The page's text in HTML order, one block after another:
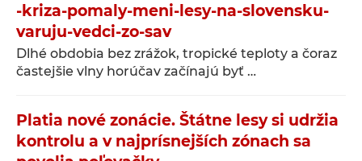
-kriza-pomaly-meni-lesy-na-slovensku-
varuju-vedci-zo-sav
Dlhé obdobia bez zrážok, tropické teploty a čoraz
častejšie vlny horúčav začínajú byť …
Platia nové zonácie. Štátne lesy si udržia
kontrolu a v najprísnejších zónach sa